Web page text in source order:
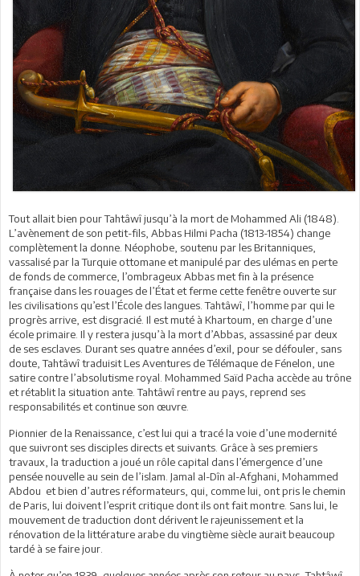
Tout allait bien pour Tahtâwî jusqu’à la mort de Mohammed Ali (1848).
L’avènement de son petit-fils, Abbas Hilmi Pacha (1813-1854) change
complètement la donne. Néophobe, soutenu par les Britanniques,
vassalisé par la Turquie ottomane et manipulé par des ulémas en perte
de fonds de commerce, l’ombrageux Abbas met fin à la présence
française dans les rouages de l’État et ferme cette fenêtre ouverte sur
les civilisations qu’est l’École des langues. Tahtâwî, l’homme par qui le
progrès arrive, est disgracié. Il est muté à Khartoum, en charge d’une
école primaire. Il y restera jusqu’à la mort d’Abbas, assassiné par deux
de ses esclaves. Durant ses quatre années d’exil, pour se défouler, sans
doute, Tahtâwî traduisit Les Aventures de Télémaque de Fénelon, une
satire contre l’absolutisme royal. Mohammed Saïd Pacha accède au trône
et rétablit la situation ante. Tahtâwî rentre au pays, reprend ses
responsabilités et continue son œuvre.
Pionnier de la Renaissance, c’est lui qui a tracé la voie d’une modernité
que suivront ses disciples directs et suivants. Grâce à ses premiers
travaux, la traduction a joué un rôle capital dans l’émergence d’une
pensée nouvelle au sein de l’islam. Jamal al-Dîn al-Afghani, Mohammed
Abdou et bien d’autres réformateurs, qui, comme lui, ont pris le chemin
de Paris, lui doivent l’esprit critique dont ils ont fait montre. Sans lui, le
mouvement de traduction dont dérivent le rajeunissement et la
rénovation de la littérature arabe du vingtième siècle aurait beaucoup
tardé à se faire jour.